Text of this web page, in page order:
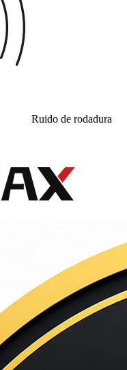
Ruido de rodadura